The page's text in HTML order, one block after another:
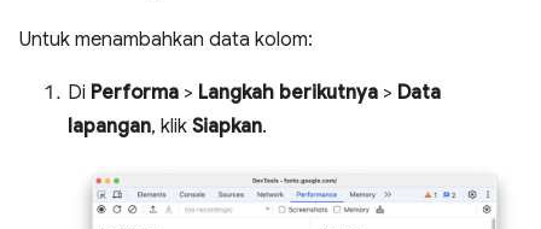
Untuk menambahkan data kolom:
Di Performa > Langkah berikutnya > Data
lapangan, klik Siapkan.